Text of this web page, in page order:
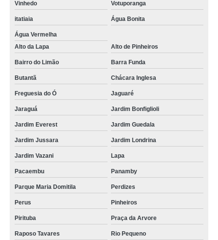
Vinhedo Votuporanga
itatiaia Água Bonita
Água Vermelha
Alto da Lapa
Alto de Pinheiros
Bairro do Limão Barra Funda
Butantã Chácara Inglesa
Freguesia do Ó Jaguaré
Jaraguá Jardim Bonfiglioli
Jardim Everest Jardim Guedala
Jardim Jussara Jardim Londrina
Jardim Vazani Lapa
Pacaembu Panamby
Parque Maria Domitila Perdizes
Perus Pinheiros
Pirituba Praça da Arvore
Raposo Tavares Rio Pequeno